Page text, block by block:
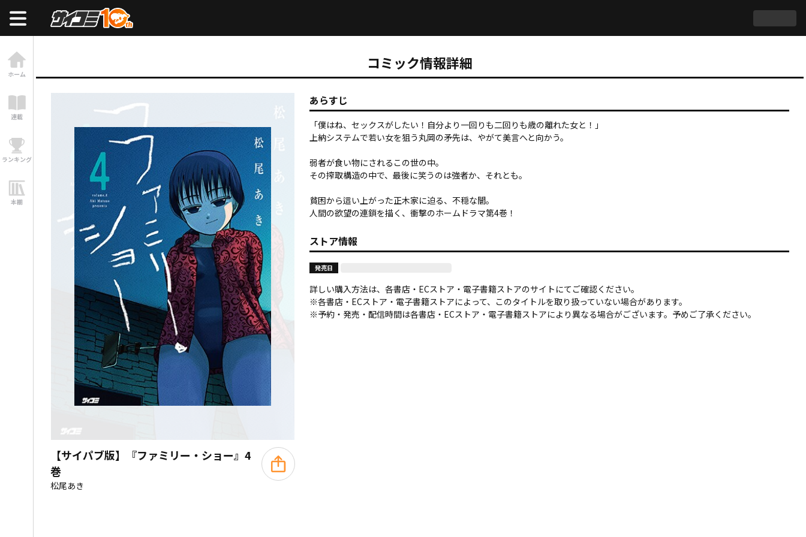
コミック情報詳細
【サイパブ版】『ファミリー・ショー』4
巻
松尾あき
あらすじ
「僕はね、セックスがしたい！自分より一回りも二回りも歳の離れた女と！」
――上納システムで若い女を狙う丸岡の矛先は、やがて美言へと向かう。
弱者が食い物にされるこの世の中。
その搾取構造の中で、最後に笑うのは強者か、それとも――。
貧困から這い上がった正木家に迫る、不穏な闇。
人間の欲望の連鎖を描く、衝撃のホームドラマ第4巻！
ストア情報
発売日
詳しい購入方法は、各書店・ECストア・電子書籍ストアのサイトにてご確認ください。
※各書店・ECストア・電子書籍ストアによって、このタイトルを取り扱っていない場合があります。
※予約・発売・配信時間は各書店・ECストア・電子書籍ストアにより異なる場合がございます。予めご了承ください。
ホーム
連載
ランキング
本棚